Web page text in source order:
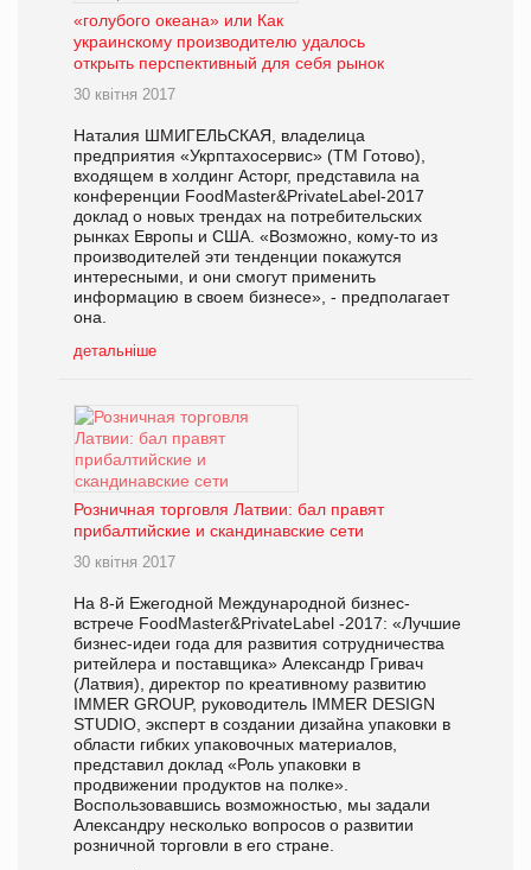
«голубого океана» или Как
украинскому производителю удалось
открыть перспективный для себя рынок
30 квітня 2017
Наталия ШМИГЕЛЬСКАЯ, владелица
предприятия «Укрптахосервис» (ТМ Готово),
входящем в холдинг Асторг, представила на
конференции FoodMaster&PrivateLabel-2017
доклад о новых трендах на потребительских
рынках Европы и США. «Возможно, кому-то из
производителей эти тенденции покажутся
интересными, и они смогут применить
информацию в своем бизнесе», - предполагает
она.
детальніше
Розничная торговля Латвии: бал правят
прибалтийские и скандинавские сети
30 квітня 2017
На 8-й Ежегодной Международной бизнес-
встрече FoodMaster&PrivateLabel -2017: «Лучшие
бизнес-идеи года для развития сотрудничества
ритейлера и поставщика» Александр Гривач
(Латвия), директор по креативному развитию
IMMER GROUP, руководитель IMMER DESIGN
STUDIO, эксперт в создании дизайна упаковки в
области гибких упаковочных материалов,
представил доклад «Роль упаковки в
продвижении продуктов на полке».
Воспользовавшись возможностью, мы задали
Александру несколько вопросов о развитии
розничной торговли в его стране.